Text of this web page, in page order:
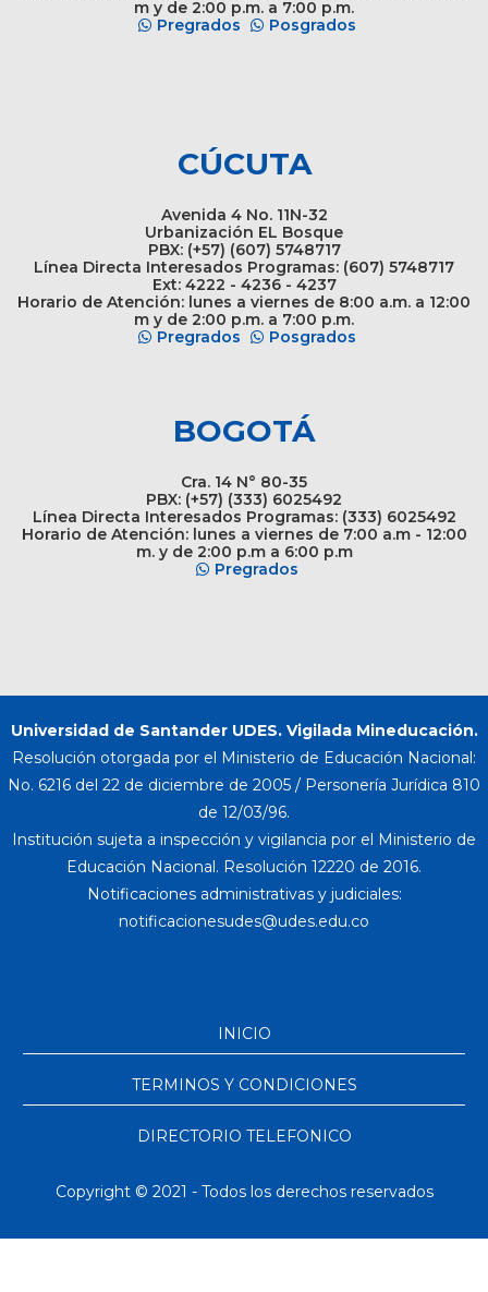
m y de 2:00 p.m. a 7:00 p.m.
Pregrados
Posgrados
CÚCUTA
Avenida 4 No. 11N-32
Urbanización EL Bosque
PBX: (+57) (607) 5748717
Línea Directa Interesados Programas: (607) 5748717
Ext: 4222 - 4236 - 4237
Horario de Atención: lunes a viernes de 8:00 a.m. a 12:00
m y de 2:00 p.m. a 7:00 p.m.
Pregrados
Posgrados
BOGOTÁ
Cra. 14 N° 80-35
PBX: (+57) (333) 6025492
Línea Directa Interesados Programas: (333) 6025492
Horario de Atención: lunes a viernes de 7:00 a.m - 12:00
m. y de 2:00 p.m a 6:00 p.m
Pregrados
Universidad de Santander UDES. Vigilada Mineducación.
Resolución otorgada por el Ministerio de Educación Nacional:
No. 6216 del 22 de diciembre de 2005 / Personería Jurídica 810
de 12/03/96.
Institución sujeta a inspección y vigilancia por el Ministerio de
Educación Nacional. Resolución 12220 de 2016.
Notificaciones administrativas y judiciales:
INICIO
TERMINOS Y CONDICIONES
DIRECTORIO TELEFONICO
Copyright © 2021 - Todos los derechos reservados